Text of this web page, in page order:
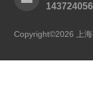
Copyright©2026 上